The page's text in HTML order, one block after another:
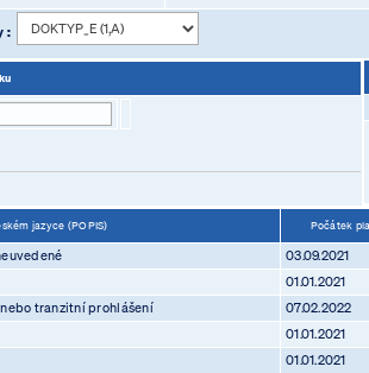
:
jazyce (POPIS) Počátek
03.09.2021
01.01.2021
tranzitní prohlášení 07.02.2022
01.01.2021
01.01.2021